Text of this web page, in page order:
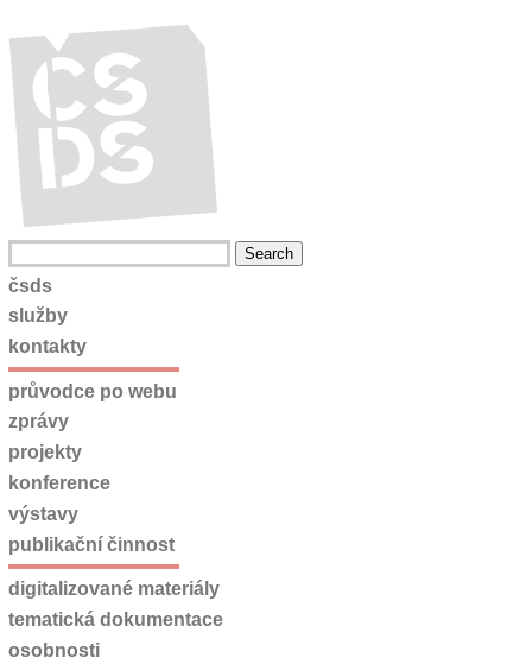
čsds
služby
kontakty
průvodce po webu
zprávy
projekty
konference
výstavy
publikační činnost
digitalizované materiály
tematická dokumentace
osobnosti